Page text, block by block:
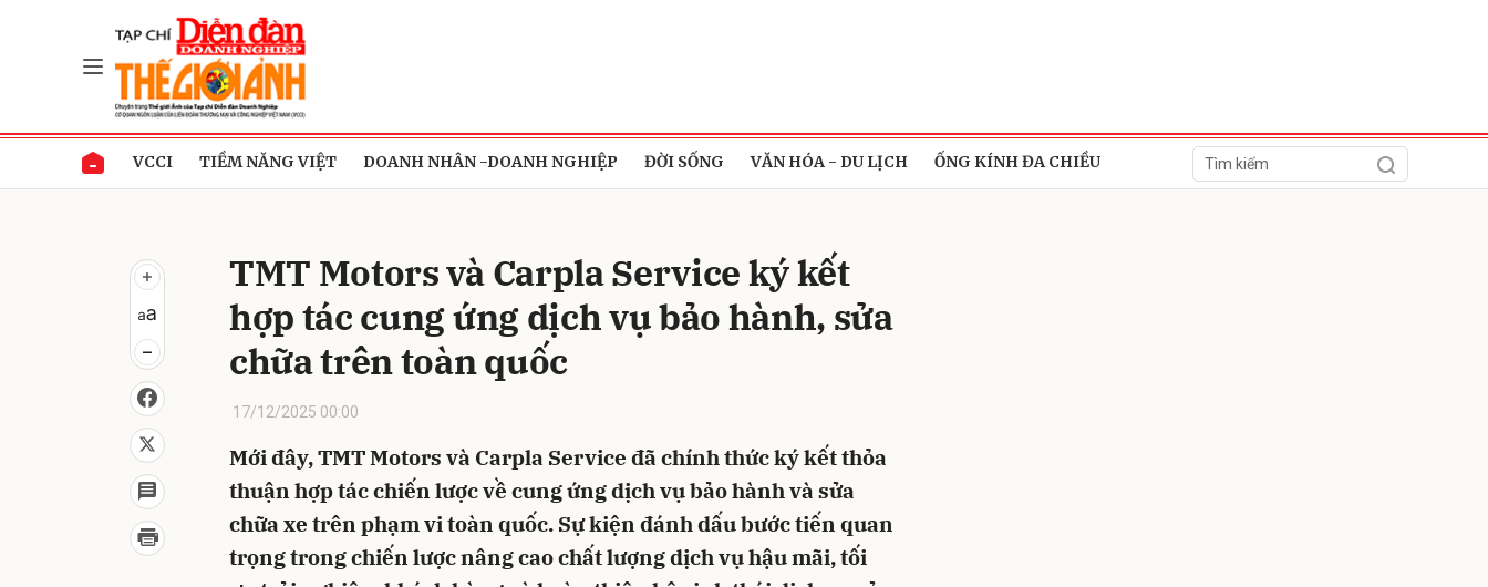
VCCI TIỀM NĂNG VIỆT DOANH NHÂN -DOANH NGHIỆP ĐỜI SỐNG VĂN HÓA - DU LỊCH ỐNG KÍNH ĐA CHIỀU
TMT Motors và Carpla Service ký kết
hợp tác cung ứng dịch vụ bảo hành, sửa
chữa trên toàn quốc
17/12/2025 00:00
Mới đây, TMT Motors và Carpla Service đã chính thức ký kết thỏa
thuận hợp tác chiến lược về cung ứng dịch vụ bảo hành và sửa
chữa xe trên phạm vi toàn quốc. Sự kiện đánh dấu bước tiến quan
trọng trong chiến lược nâng cao chất lượng dịch vụ hậu mãi, tối